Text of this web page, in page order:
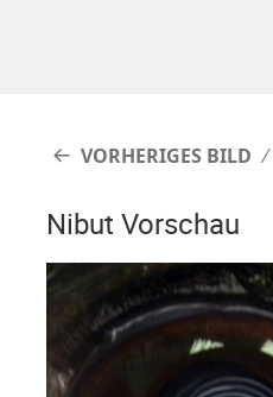
VORHERIGES BILD
Nibut Vorschau